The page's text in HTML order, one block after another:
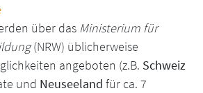
über das Ministerium für
(NRW) üblicherweise
angeboten (z.B. Schweiz
und Neuseeland für ca. 7